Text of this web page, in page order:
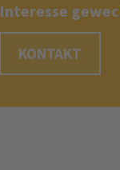
Interesse
KONTAKT